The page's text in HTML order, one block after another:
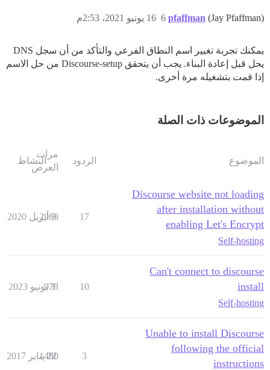
pfaffman (Jay Pfaffman) 16 يونيو 2021، 2:53م 6
يمكنك تجربة تغيير اسم النطاق الفرعي والتأكد من أن سجل DNS
يحل قبل إعادة البناء. يجب أن يتحقق Discourse-setup من حل الاسم
إذا قمت بتشغيله مرة أخرى.
الموضوعات ذات الصلة
الموضوع الردود
مرات
العرض
النشاط
Discourse website not loading
after installation without
enabling Let's Encrypt
Self-hosting
17
2969
9 أبريل 2020
Can't connect to discourse
install
Self-hosting
10
978
3 يونيو 2023
Unable to install Discourse
following the official
instructions
3
1490
22 يناير 2017